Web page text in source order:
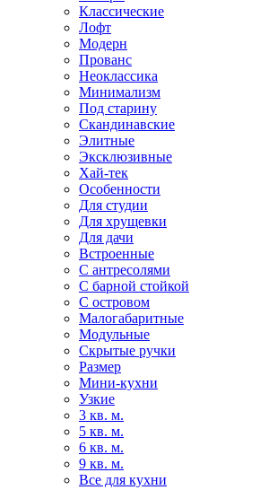
Классические
Лофт
Модерн
Прованс
Неоклассика
Минимализм
Под старину
Скандинавские
Элитные
Эксклюзивные
Хай-тек
Особенности
Для студии
Для хрущевки
Для дачи
Встроенные
С антресолями
С барной стойкой
С островом
Малогабаритные
Модульные
Скрытые ручки
Размер
Мини-кухни
Узкие
3 кв. м.
5 кв. м.
6 кв. м.
9 кв. м.
Все для кухни